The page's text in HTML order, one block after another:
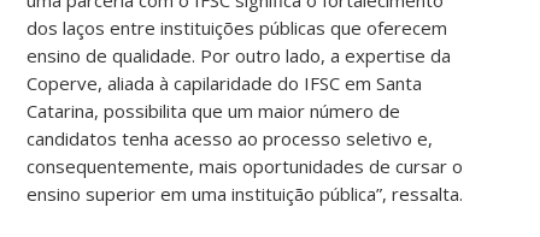
dos laços entre instituições públicas que oferecem
ensino de qualidade. Por outro lado, a expertise da
Coperve, aliada à capilaridade do IFSC em Santa
Catarina, possibilita que um maior número de
candidatos tenha acesso ao processo seletivo e,
consequentemente, mais oportunidades de cursar o
ensino superior em uma instituição pública”, ressalta.